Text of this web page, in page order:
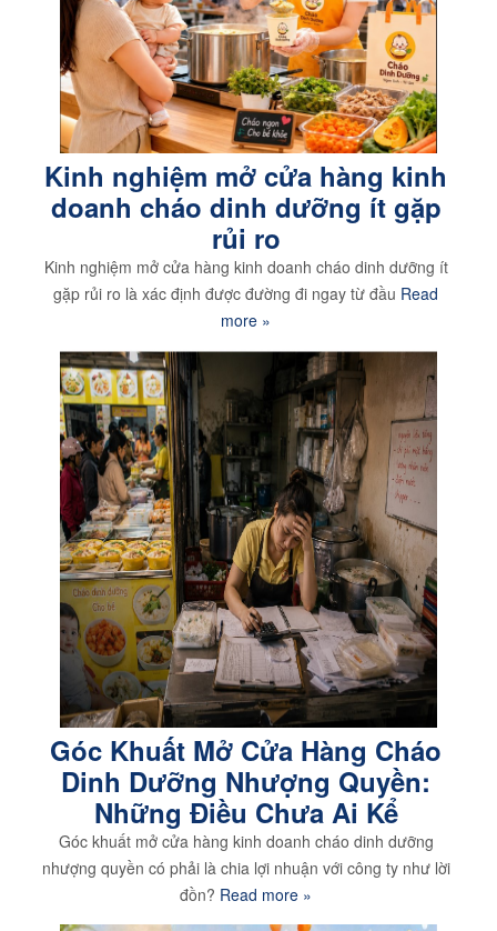
Kinh nghiệm mở cửa hàng kinh
doanh cháo dinh dưỡng ít gặp
rủi ro
Kinh nghiệm mở cửa hàng kinh doanh cháo dinh dưỡng ít
gặp rủi ro là xác định được đường đi ngay từ đầu Read
more »
Góc Khuất Mở Cửa Hàng Cháo
Dinh Dưỡng Nhượng Quyền:
Những Điều Chưa Ai Kể
Góc khuất mở cửa hàng kinh doanh cháo dinh dưỡng
nhượng quyền có phải là chia lợi nhuận với công ty như lời
đồn? Read more »